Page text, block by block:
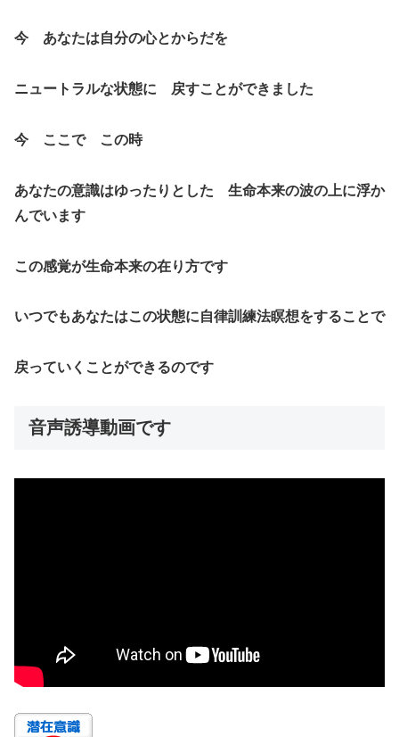
今 あなたは自分の心とからだを
ニュートラルな状態に 戻すことができました
今 ここで この時
あなたの意識はゆったりとした 生命本来の波の上に浮か
んでいます
この感覚が生命本来の在り方です
いつでもあなたはこの状態に自律訓練法瞑想をすることで
戻っていくことができるのです
音声誘導動画です